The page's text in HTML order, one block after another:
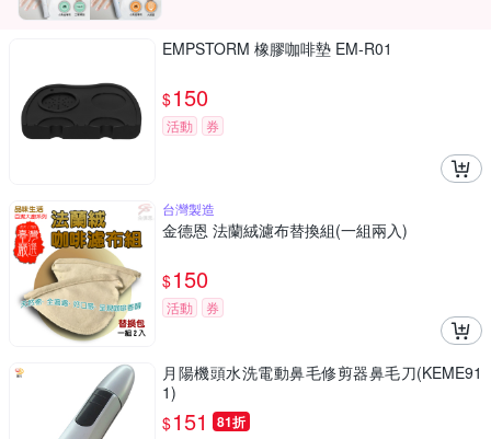
EMPSTORM 橡膠咖啡墊 EM-R01
$150
活動 券
台灣製造
金德恩 法蘭絨濾布替換組(一組兩入)
$150
活動 券
月陽機頭水洗電動鼻毛修剪器鼻毛刀(KEME91
1)
$151 81折